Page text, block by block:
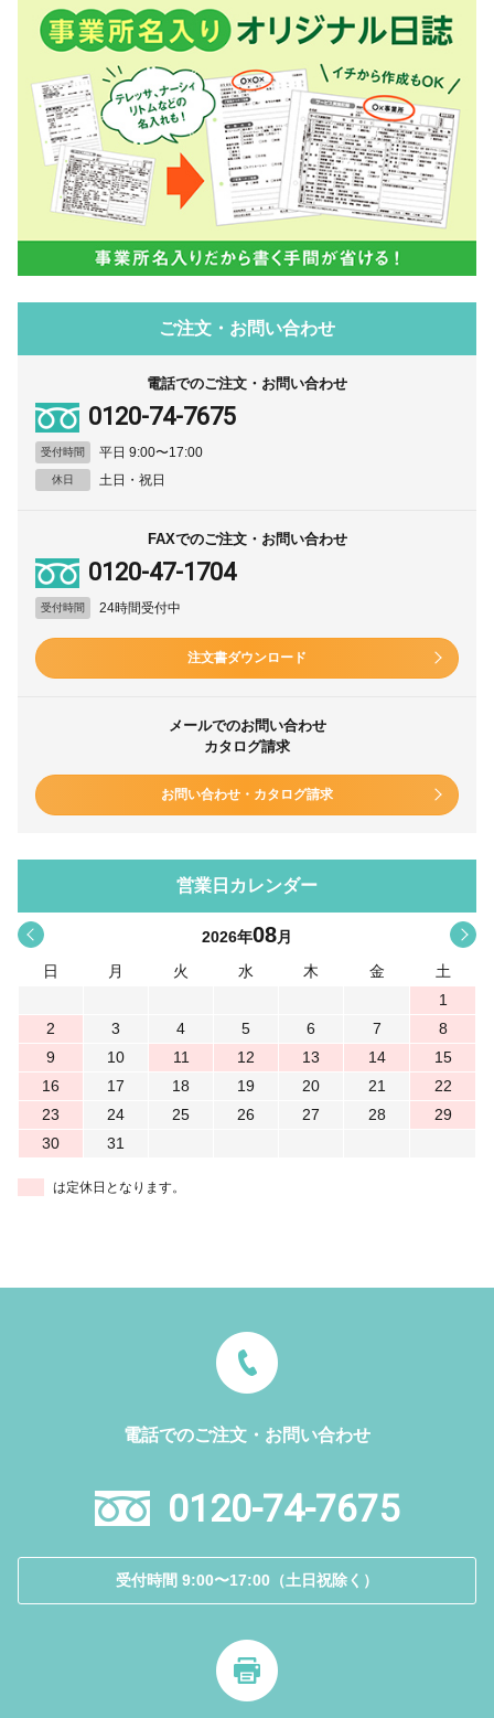
ご注文・お問い合わせ
電話でのご注文・お問い合わせ
0120-74-7675
受付時間 平日 9:00〜17:00
休日 土日・祝日
FAXでのご注文・お問い合わせ
0120-47-1704
受付時間 24時間受付中
注文書ダウンロード
メールでのお問い合わせ
カタログ請求
お問い合わせ・カタログ請求
営業日カレンダー
< 2026年08月
日
月 火 水 木 金
土
1
2
3 4 5 6 7
8
9
10 11 12 13 14
15
16
17 18 19 20 21
22
23
24 25 26 27 28
29
30
31
は定休日となります。
電話でのご注文・お問い合わせ
0120-74-7675
受付時間 9:00〜17:00（土日祝除く）